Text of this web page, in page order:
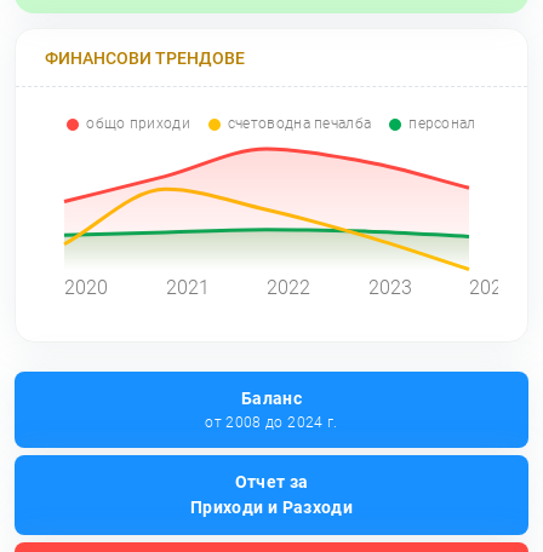
ФИНАНСОВИ ТРЕНДОВЕ
общо приходи счетоводна печалба персонал
2020 2021 2022 2023 2024
Баланс
от 2008 до 2024 г.
Отчет за
Приходи и Разходи